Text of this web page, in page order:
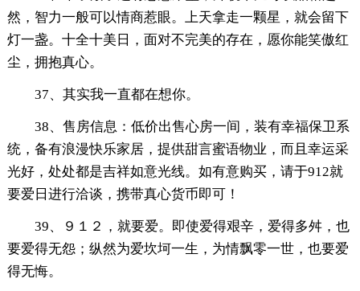
然，智力一般可以情商惹眼。上天拿走一颗星，就会留下
灯一盏。十全十美日，面对不完美的存在，愿你能笑傲红
尘，拥抱真心。
37、其实我一直都在想你。
38、售房信息：低价出售心房一间，装有幸福保卫系
统，备有浪漫快乐家居，提供甜言蜜语物业，而且幸运采
光好，处处都是吉祥如意光线。如有意购买，请于912就
要爱日进行洽谈，携带真心货币即可！
39、９１２，就要爱。即使爱得艰辛，爱得多舛，也
要爱得无怨；纵然为爱坎坷一生，为情飘零一世，也要爱
得无悔。